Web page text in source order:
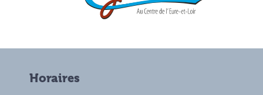
Horaires